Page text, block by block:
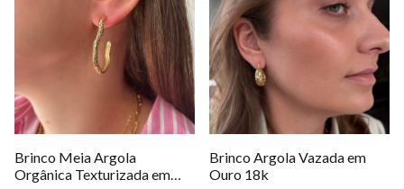
Brinco Meia Argola
Orgânica Texturizada em
Brinco Argola Vazada em
Ouro 18k